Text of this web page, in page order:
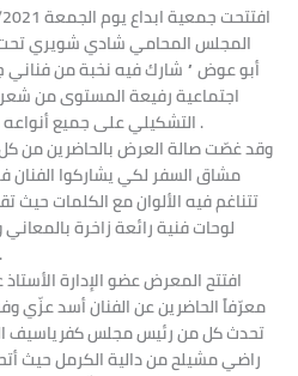
المجلس المحامي شادي شويري
أبو عوض ” شارك فيه نخبة من فناني
اجتماعية رفيعة المستوى من
التشكيلي على جميع أنواعه من الوسطين العربي واليهودي .
وقد غصّت صالة العرض بالحاضرين من
مشاق السفر لكي يشاركوا الفنان
تتناغم فيه الألوان مع الكلمات حيث
لوحات فنية رائعة زاخرة
مقومات ولغات الفن التشكيلي .
افتتح المعرض عضو الإدارة
معرّفاً الحاضرين عن الفنان أسد عزّي
تحدث كل من رئيس مجلس كفرياسيف
راضي مشيلح من دالية الكرمل حيث